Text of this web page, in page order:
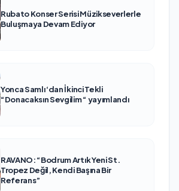
Rubato Konser Serisi Müzikseverlerle
Buluşmaya Devam Ediyor
Yonca Samlı ‘dan İkinci Tekli
“Donacaksın Sevgilim “ yayımlandı
RAVANO: “Bodrum Artık Yeni St.
Tropez Değil, Kendi Başına Bir
Referans”